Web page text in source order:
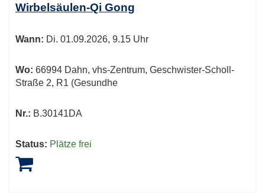
Wirbelsäulen-Qi Gong
Wann: Di. 01.09.2026, 9.15 Uhr
Wo: 66994 Dahn, vhs-Zentrum, Geschwister-Scholl-
Straße 2, R1 (Gesundhe
Nr.: B.30141DA
Status: Plätze frei